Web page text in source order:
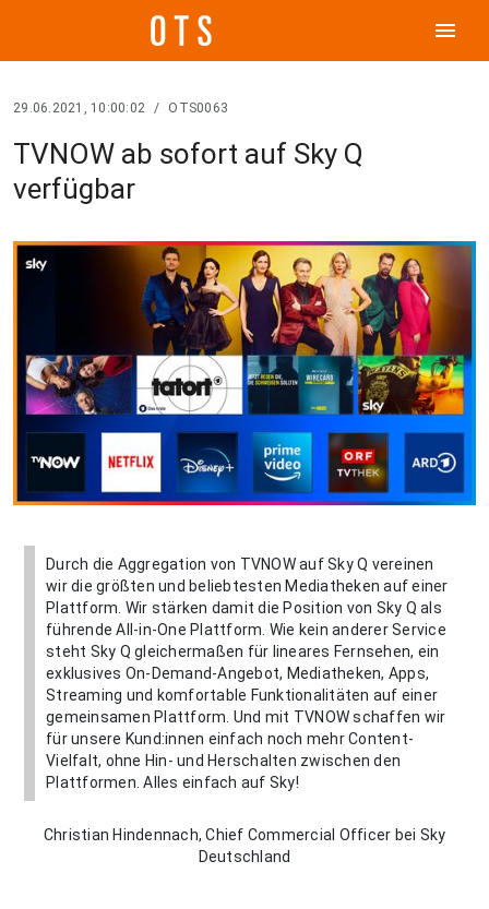
menu
29.06.2021, 10:00:02 / OTS0063
TVNOW ab sofort auf Sky Q
verfügbar
Durch die Aggregation von TVNOW auf Sky Q vereinen
wir die größten und beliebtesten Mediatheken auf einer
Plattform. Wir stärken damit die Position von Sky Q als
führende All-in-One Plattform. Wie kein anderer Service
steht Sky Q gleichermaßen für lineares Fernsehen, ein
exklusives On-Demand-Angebot, Mediatheken, Apps,
Streaming und komfortable Funktionalitäten auf einer
gemeinsamen Plattform. Und mit TVNOW schaffen wir
für unsere Kund:innen einfach noch mehr Content-
Vielfalt, ohne Hin- und Herschalten zwischen den
Plattformen. Alles einfach auf Sky!
Christian Hindennach, Chief Commercial Officer bei Sky
Deutschland